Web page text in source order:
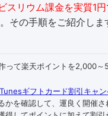
スリウム課金を実質1円
その手順をご紹介しま
って楽天ポイントを2,000～
ギフトカード割引キャン
かを確認して、運良く開催さ